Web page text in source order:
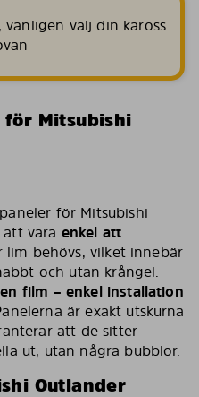
välj din kaross
Mitsubishi
för Mitsubishi
vara enkel att
lim behövs, vilket innebär
och utan krångel.
film – enkel installation
är exakt utskurna
att de sitter
ut, utan några bubblor.
Outlander